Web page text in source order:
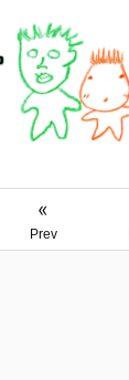
«
Prev